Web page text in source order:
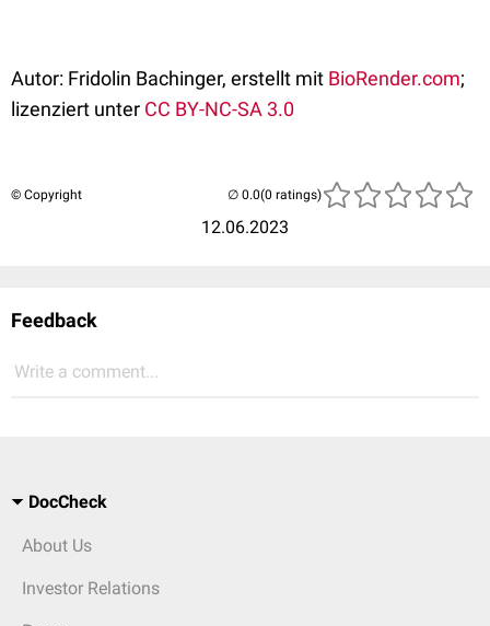
Autor: Fridolin Bachinger, erstellt mit BioRender.com;
lizenziert unter CC BY-NC-SA 3.0
© Copyright
12.06.2023
(0 ratings)
Feedback
Write a comment...
DocCheck
About Us
Investor Relations